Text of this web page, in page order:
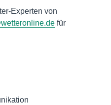
Experten von
für